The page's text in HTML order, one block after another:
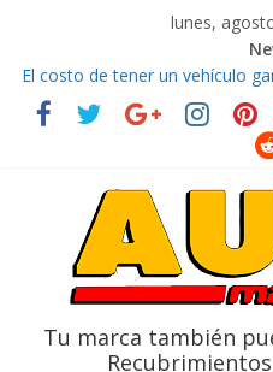
lunes,
La FEDAK recibe 12 Sinotruk
Vuelta
El costo de tener un vehículo
¿Qué puede pasar con tu
La Vuelta al Ecuador 2026,
Tu marca también